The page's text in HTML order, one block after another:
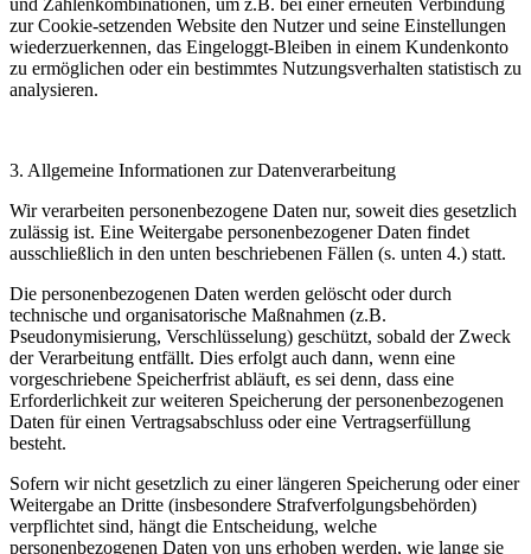
zur Cookie-setzenden Website den Nutzer und seine Einstellungen
wiederzuerkennen, das Eingeloggt-Bleiben in einem Kundenkonto
zu ermöglichen oder ein bestimmtes Nutzungsverhalten statistisch zu
analysieren.
3. Allgemeine Informationen zur Datenverarbeitung
Wir verarbeiten personenbezogene Daten nur, soweit dies gesetzlich
zulässig ist. Eine Weitergabe personenbezogener Daten findet
ausschließlich in den unten beschriebenen Fällen (s. unten 4.) statt.
Die personenbezogenen Daten werden gelöscht oder durch
technische und organisatorische Maßnahmen (z.B.
Pseudonymisierung, Verschlüsselung) geschützt, sobald der Zweck
der Verarbeitung entfällt. Dies erfolgt auch dann, wenn eine
vorgeschriebene Speicherfrist abläuft, es sei denn, dass eine
Erforderlichkeit zur weiteren Speicherung der personenbezogenen
Daten für einen Vertragsabschluss oder eine Vertragserfüllung
besteht.
Sofern wir nicht gesetzlich zu einer längeren Speicherung oder einer
Weitergabe an Dritte (insbesondere Strafverfolgungsbehörden)
verpflichtet sind, hängt die Entscheidung, welche
personenbezogenen Daten von uns erhoben werden, wie lange sie